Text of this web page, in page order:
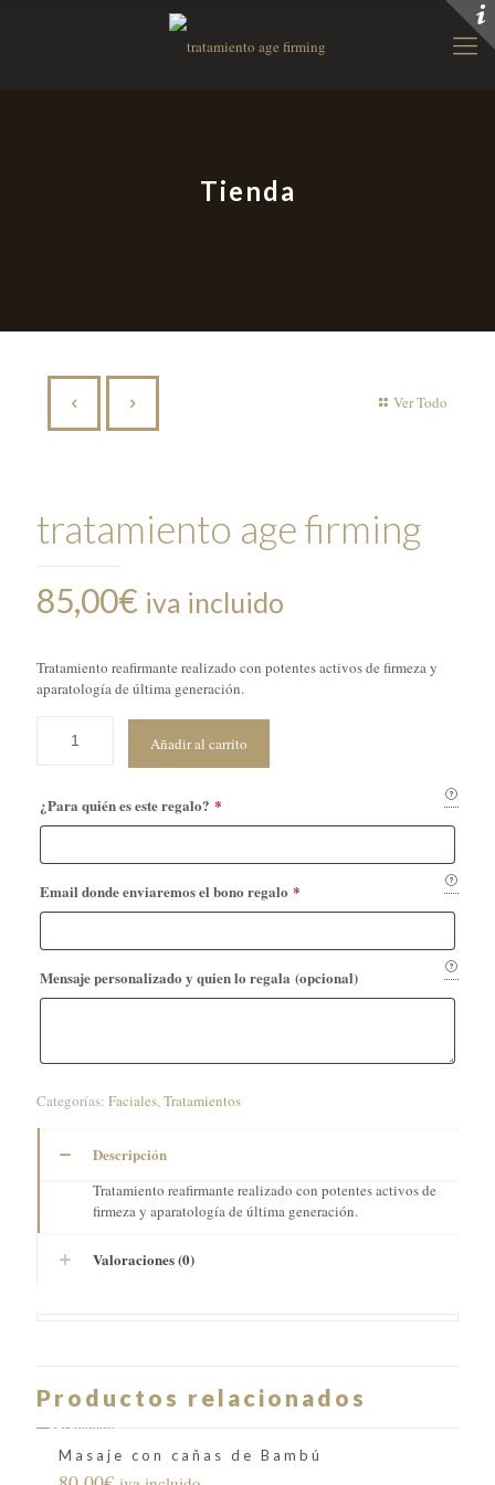
Tienda
Ver Todo
tratamiento age firming
85,00€ iva incluido
Tratamiento reafirmante realizado con potentes activos de firmeza y
aparatología de última generación.
Añadir al carrito
¿Para quién es este regalo? *
Email donde enviaremos el bono regalo *
Mensaje personalizado y quien lo regala (opcional)
Categorías: Faciales,Tratamientos
Descripción
Tratamiento reafirmante realizado con potentes activos de
firmeza y aparatología de última generación.
Valoraciones (0)
Productos relacionados
Masaje con cañas de Bambú